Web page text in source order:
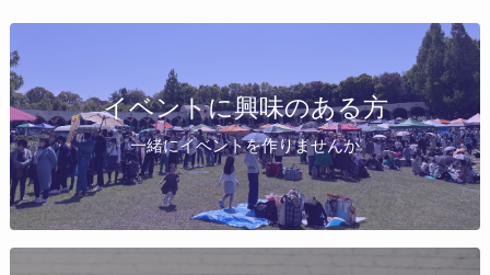
イベントに興味のある方
一緒にイベントを作りませんか